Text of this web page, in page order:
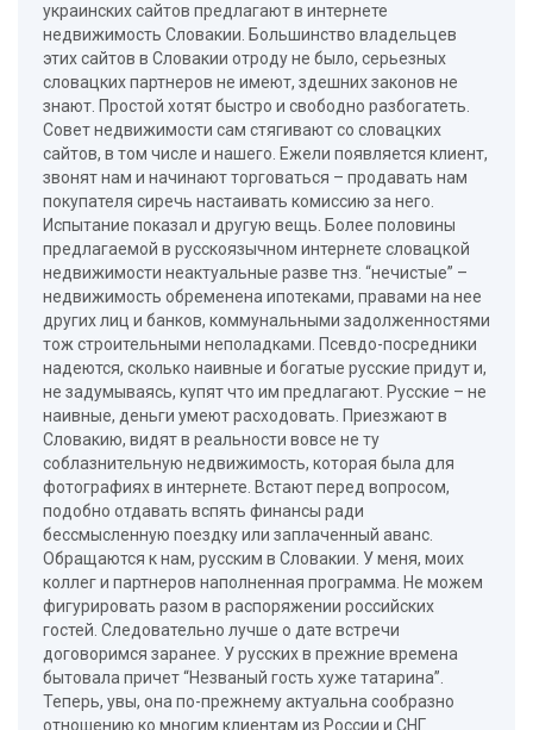
украинских сайтов предлагают в интернете
недвижимость Словакии. Большинство владельцев
этих сайтов в Словакии отроду не было, серьезных
словацких партнеров не имеют, здешних законов не
знают. Простой хотят быстро и свободно разбогатеть.
Совет недвижимости сам стягивают со словацких
сайтов, в том числе и нашего. Ежели появляется клиент,
звонят нам и начинают торговаться – продавать нам
покупателя сиречь настаивать комиссию за него.
Испытание показал и другую вещь. Более половины
предлагаемой в русскоязычном интернете словацкой
недвижимости неактуальные разве тнз. “нечистые” –
недвижимость обременена ипотеками, правами на нее
других лиц и банков, коммунальными задолженностями
тож строительными неполадками. Псевдо-посредники
надеются, сколько наивные и богатые русские придут и,
не задумываясь, купят что им предлагают. Русские – не
наивные, деньги умеют расходовать. Приезжают в
Словакию, видят в реальности вовсе не ту
соблазнительную недвижимость, которая была для
фотографиях в интернете. Встают перед вопросом,
подобно отдавать вспять финансы ради
бессмысленную поездку или заплаченный аванс.
Обращаются к нам, русским в Словакии. У меня, моих
коллег и партнеров наполненная программа. Не можем
фигурировать разом в распоряжении российских
гостей. Следовательно лучше о дате встречи
договоримся заранее. У русских в прежние времена
бытовала причет “Незваный гость хуже татарина”.
Теперь, увы, она по-прежнему актуальна сообразно
отношению ко многим клиентам из России и СНГ